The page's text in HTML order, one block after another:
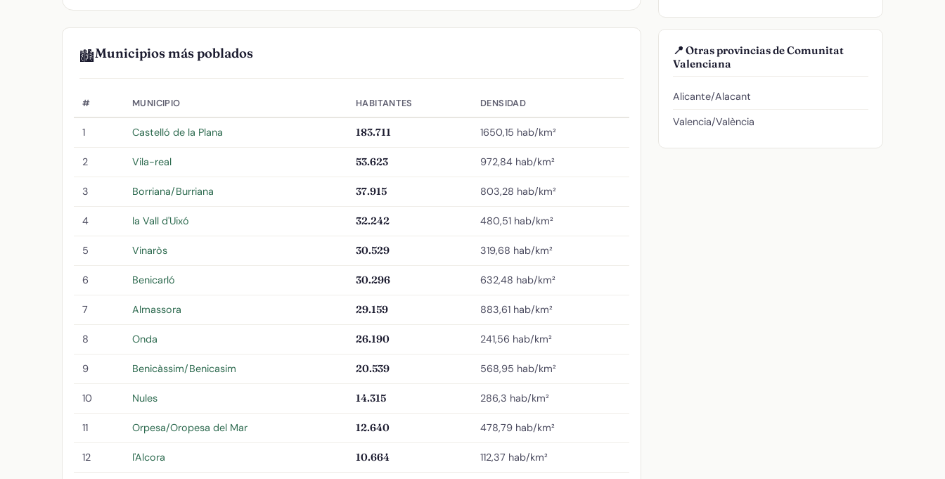
🏙️Municipios más poblados
# MUNICIPIO HABITANTES DENSIDAD
1 Castelló de la Plana 183.711 1650,15 hab/km²
2 Vila-real 53.623 972,84 hab/km²
3 Borriana/Burriana 37.915 803,28 hab/km²
4 la Vall d'Uixó 32.242 480,51 hab/km²
5 Vinaròs 30.529 319,68 hab/km²
6 Benicarló 30.296 632,48 hab/km²
7 Almassora 29.159 883,61 hab/km²
8 Onda 26.190 241,56 hab/km²
9 Benicàssim/Benicasim 20.539 568,95 hab/km²
10 Nules 14.315 286,3 hab/km²
11 Orpesa/Oropesa del Mar 12.640 478,79 hab/km²
12 l'Alcora 10.664 112,37 hab/km²
📍 Otras provincias de Comunitat
Valenciana
Alicante/Alacant
Valencia/València